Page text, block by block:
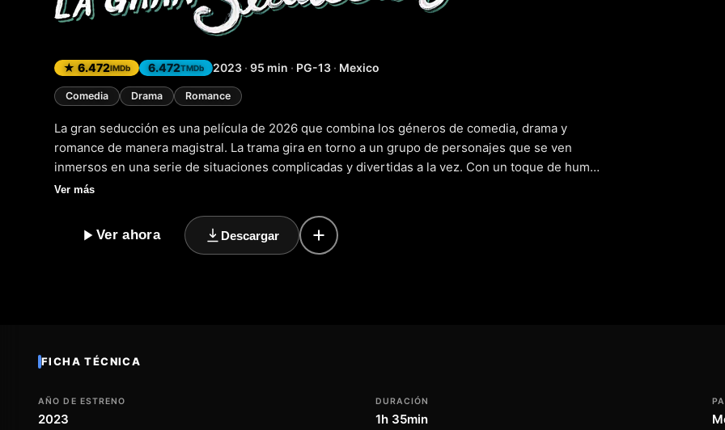
La gran seducción
★ 6.472IMDb 6.472TMDb 2023 · 95 min · PG-13 · Mexico
Comedia Drama Romance
La gran seducción es una película de 2026 que combina los géneros de comedia, drama y
romance de manera magistral. La trama gira en torno a un grupo de personajes que se ven
inmersos en una serie de situaciones complicadas y divertidas a la vez. Con un toque de humor
inteligente y un corazón lleno de sentimiento, la película nos lleva a reflexionar sobre la
sus relaciones y se enfrentan a sus propios demonios, la audiencia se ve arrastrada por una
corriente de emociones que van desde la risa hasta la lágrima. Con un elenco de actores
Ver más
Ver ahora Descargar
FICHA TÉCNICA
AÑO DE ESTRENO
2023
DURACIÓN
1h 35min